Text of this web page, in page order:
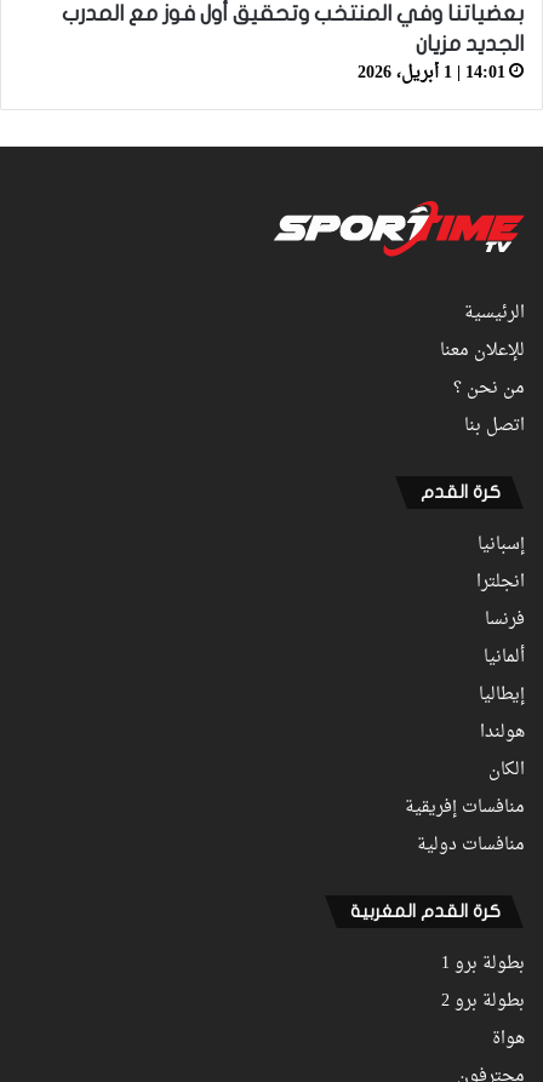
بعضياتنا وفي المنتخب وتحقيق أول فوز مع المدرب
الجديد مزيان
14:01 | 1 أبريل، 2026
الرئيسية
للإعلان معنا
من نحن ؟
اتصل بنا
كرة القدم
إسبانيا
انجلترا
فرنسا
ألمانيا
إيطاليا
هولندا
الكان
منافسات إفريقية
منافسات دولية
كرة القدم المغربية
بطولة برو 1
بطولة برو 2
هواة